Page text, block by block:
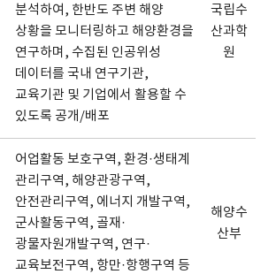
분석하여, 한반도 주변 해양
상황을 모니터링하고 해양환경을
연구하며, 수집된 인공위성
데이터를 국내 연구기관,
교육기관 및 기업에서 활용할 수
있도록 공개/배포
국립수
산과학
원
어업활동 보호구역, 환경·생태계
관리구역, 해양관광구역,
안전관리구역, 에너지 개발구역,
군사활동구역, 골재·
광물자원개발구역, 연구·
교육보전구역, 항만·항행구역 등
해양수
산부